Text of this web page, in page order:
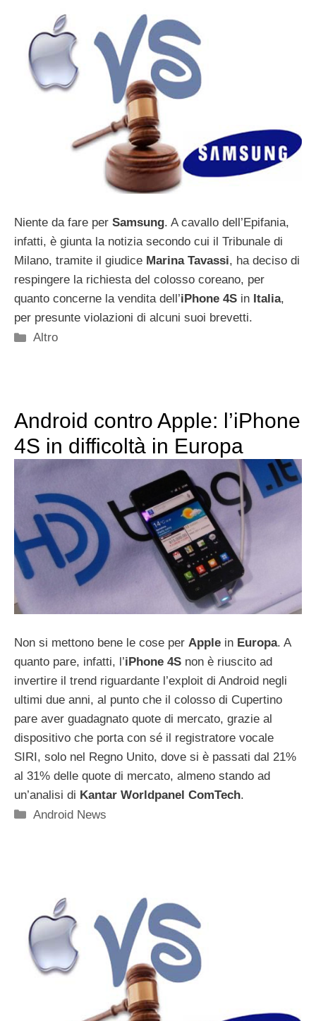
Niente da fare per Samsung. A cavallo dell’Epifania,
infatti, è giunta la notizia secondo cui il Tribunale di
Milano, tramite il giudice Marina Tavassi, ha deciso di
respingere la richiesta del colosso coreano, per
quanto concerne la vendita dell’iPhone 4S in Italia,
per presunte violazioni di alcuni suoi brevetti.
Categorie
Altro
Android contro Apple: l’iPhone
4S in difficoltà in Europa
Non si mettono bene le cose per Apple in Europa. A
quanto pare, infatti, l’iPhone 4S non è riuscito ad
invertire il trend riguardante l’exploit di Android negli
ultimi due anni, al punto che il colosso di Cupertino
pare aver guadagnato quote di mercato, grazie al
dispositivo che porta con sé il registratore vocale
SIRI, solo nel Regno Unito, dove si è passati dal 21%
al 31% delle quote di mercato, almeno stando ad
un’analisi di Kantar Worldpanel ComTech.
Categorie
Android News